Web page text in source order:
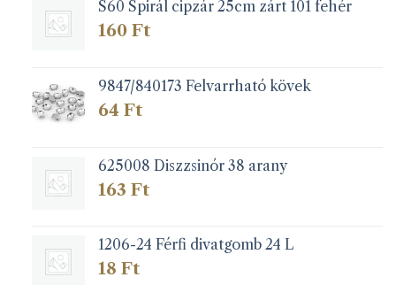
termékoldalon
választhatók
termékoldalon
S60 Spirál cipzár 25cm zárt 101 fehér
160 Ft
9847/840173 Felvarrható kövek
64 Ft
625008 Diszzsinór 38 arany
163 Ft
1206-24 Férfi divatgomb 24 L
18 Ft